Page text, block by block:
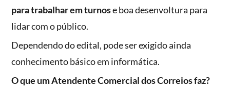
para trabalhar em turnose boa desenvoltura para
lidar com o público.
Dependendo do edital, pode ser exigido ainda
conhecimento básico em informática.
O que um Atendente Comercial dos Correios faz?